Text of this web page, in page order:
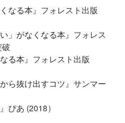
なる本』フォレスト出版
」がなくなる本』フォレス
る本』フォレスト出版
ら抜け出すコツ』サンマー
』ぴあ (2018）